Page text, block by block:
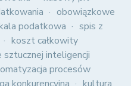
obowiązkowe
podatkowa
spis z
koszt całkowity
sztucznej inteligencji
procesów